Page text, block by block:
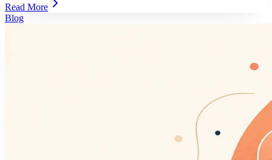
Read More
Blog